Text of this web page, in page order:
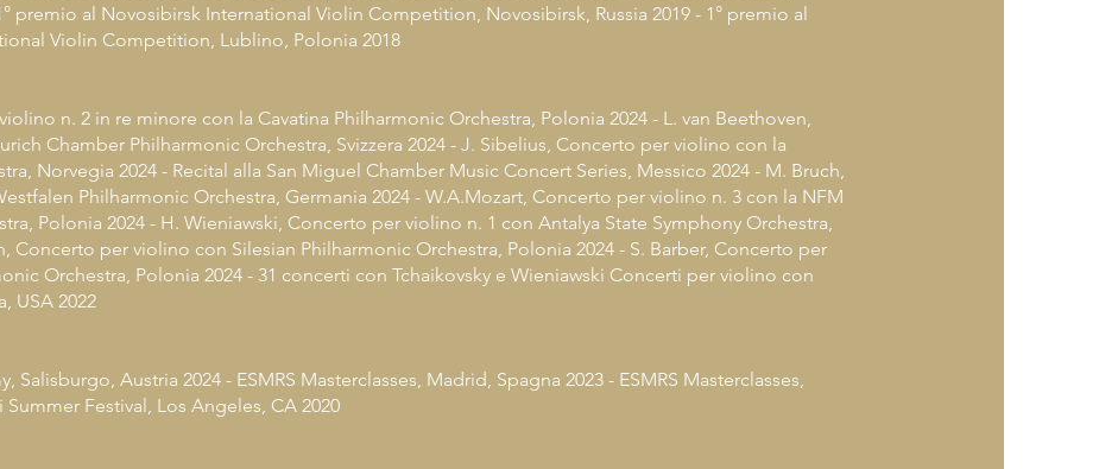
premio al Novosibirsk International Violin Competition, Novosibirsk, Russia 2019 - 1° premio al
Violin Competition, Lublino, Polonia 2018
n. 2 in re minore con la Cavatina Philharmonic Orchestra, Polonia 2024 - L. van Beethoven,
Chamber Philharmonic Orchestra, Svizzera 2024 - J. Sibelius, Concerto per violino con la
Norvegia 2024 - Recital alla San Miguel Chamber Music Concert Series, Messico 2024 - M. Bruch,
Philharmonic Orchestra, Germania 2024 - W.A.Mozart, Concerto per violino n. 3 con la NFM
Polonia 2024 - H. Wieniawski, Concerto per violino n. 1 con Antalya State Symphony Orchestra,
Concerto per violino con Silesian Philharmonic Orchestra, Polonia 2024 - S. Barber, Concerto per
Orchestra, Polonia 2024 - 31 concerti con Tchaikovsky e Wieniawski Concerti per violino con
USA 2022
Salisburgo, Austria 2024 - ESMRS Masterclasses, Madrid, Spagna 2023 - ESMRS Masterclasses,
Festival, Los Angeles, CA 2020